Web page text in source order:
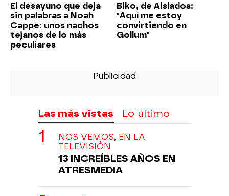
El desayuno que deja
sin palabras a Noah
Cappe: unos nachos
tejanos de lo más
peculiares
Biko, de Aislados:
"Aquí me estoy
convirtiendo en
Gollum"
Las más vistas Lo último
NOS VEMOS, EN LA
TELEVISIÓN
13 INCREÍBLES AÑOS EN
ATRESMEDIA